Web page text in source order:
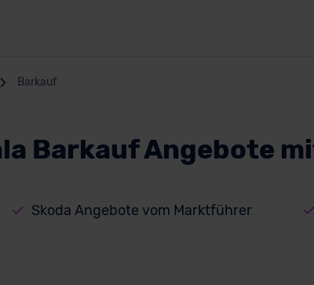
Barkauf
Barkauf Angebote
Skoda Angebote vom Marktführer